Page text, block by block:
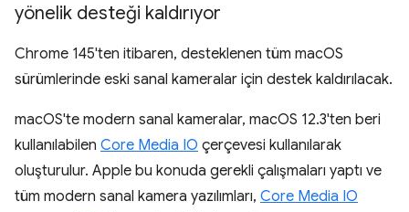
yönelik desteği kaldırıyor
Chrome 145'ten itibaren, desteklenen tüm macOS
sürümlerinde eski sanal kameralar için destek kaldırılacak.
macOS'te modern sanal kameralar, macOS 12.3'ten beri
kullanılabilen Core Media IO çerçevesi kullanılarak
oluşturulur. Apple bu konuda gerekli çalışmaları yaptı ve
tüm modern sanal kamera yazılımları, Core Media IO